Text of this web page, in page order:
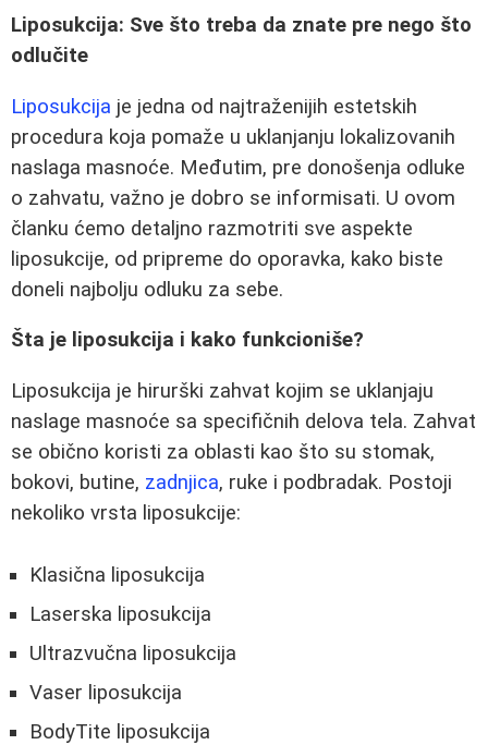
Liposukcija: Sve što treba da znate pre nego što
odlučite
Liposukcija je jedna od najtraženijih estetskih
procedura koja pomaže u uklanjanju lokalizovanih
naslaga masnoće. Međutim, pre donošenja odluke
o zahvatu, važno je dobro se informisati. U ovom
članku ćemo detaljno razmotriti sve aspekte
liposukcije, od pripreme do oporavka, kako biste
doneli najbolju odluku za sebe.
Šta je liposukcija i kako funkcioniše?
Liposukcija je hirurški zahvat kojim se uklanjaju
naslage masnoće sa specifičnih delova tela. Zahvat
se obično koristi za oblasti kao što su stomak,
bokovi, butine, zadnjica, ruke i podbradak. Postoji
nekoliko vrsta liposukcije:
Klasična liposukcija
Laserska liposukcija
Ultrazvučna liposukcija
Vaser liposukcija
BodyTite liposukcija